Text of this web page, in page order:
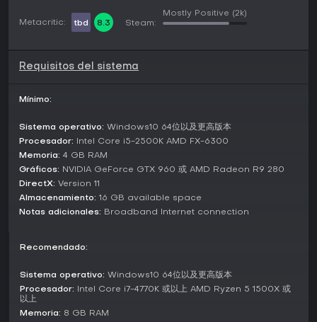
de tiendas y resistencia a la muerte suavizan las sesiones
para novatos sin sacrificar profundidad para expertos.
El modo principal son desafíos de escalada de torres en
crecientes: construyes tu mazo sobre la marcha y enfrentas
juego. Estas runs incluyen elementos roguelite ligeros como
En PvP, el modo competitivo altera efectos y mecánicas de
cartas respecto al solo, garantizando combates justos sin
necesidad de grind previo. Saltas directo a las arenas
equilibradas para poner a prueba tus habilidades de
Characters and Factions
como Celeste y Goliath, de la facción Aequor, aportan
habilidades acuáticas que brillan en mazos específicos.
Otros como 24 y Pandia ofrecen personalidades y poderes
variados del mito, permitiendo composiciones de equipo
Metacritic: tbd 8.3 Steam:
Mostly Positive (2k)
Requisitos del sistema
Mínimo:
Sistema operativo: Windows10 64位以及更高版本
Procesador: Intel Core i5-2500K AMD FX-6300
Memoria: 4 GB RAM
Gráficos: NVIDIA GeForce GTX 960 或 AMD Radeon R9 280
DirectX: Version 11
Almacenamiento: 16 GB available space
Notas adicionales: Broadband Internet connection
Recomendado:
Sistema operativo: Windows10 64位以及更高版本
Procesador: Intel Core i7-4770K 或以上 AMD Ryzen 5 1500X 或
以上
Memoria: 8 GB RAM